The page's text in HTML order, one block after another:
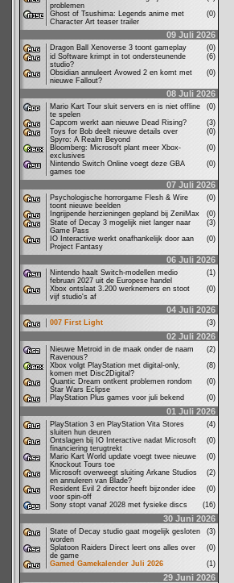
problemen
Ghost of Tsushima: Legends anime met
Character Art teaser trailer
(0)
09 Juli 2026
Dragon Ball Xenoverse 3 toont gameplay
(0)
id Software krimpt in tot ondersteunende
studio?
(6)
Obsidian annuleert Avowed 2 en komt met
nieuwe Fallout?
(0)
08 Juli 2026
Mario Kart Tour sluit servers en is niet offline
te spelen
(0)
Capcom werkt aan nieuwe Dead Rising?
(3)
Toys for Bob deelt nieuwe details over
Spyro: A Realm Beyond
(0)
Bloomberg: Microsoft plant meer Xbox-
exclusives
(0)
Nintendo Switch Online voegt deze GBA
games toe
(0)
07 Juli 2026
Psychologische horrorgame Flesh & Wire
toont nieuwe beelden
(0)
Ingrijpende herzieningen gepland bij ZeniMax
(0)
State of Decay 3 mogelijk niet langer naar
Game Pass
(3)
IO Interactive werkt onafhankelijk door aan
Project Fantasy
(0)
06 Juli 2026
Nintendo haalt Switch-modellen medio
februari 2027 uit de Europese handel
(1)
Xbox ontslaat 3.200 werknemers en stoot
vijf studio's af
(0)
04 Juli 2026
007 First Light (3)
02 Juli 2026
Nieuwe Metroid in de maak onder de naam
Ravenous?
(2)
Xbox volgt PlayStation met digital-only,
komen met Disc2Digital?
(8)
Quantic Dream ontkent problemen rondom
Star Wars Eclipse
(0)
PlayStation Plus games voor juli bekend
(0)
01 Juli 2026
PlayStation 3 en PlayStation Vita Stores
sluiten hun deuren
(4)
Ontslagen bij IO Interactive nadat Microsoft
financiering terugtrekt
(0)
Mario Kart World update voegt twee nieuwe
Knockout Tours toe
(0)
Microsoft overweegt sluiting Arkane Studios
en annuleren van Blade?
(2)
Resident Evil 2 director heeft bijzonder idee
voor spin-off
(0)
Sony stopt vanaf 2028 met fysieke discs
(16)
30 Juni 2026
State of Decay studio gaat mogelijk gesloten
worden
(3)
Splatoon Raiders Direct leert ons alles over
de game
(0)
Gamed Gamekalender Juli 2026
(1)
29 Juni 2026